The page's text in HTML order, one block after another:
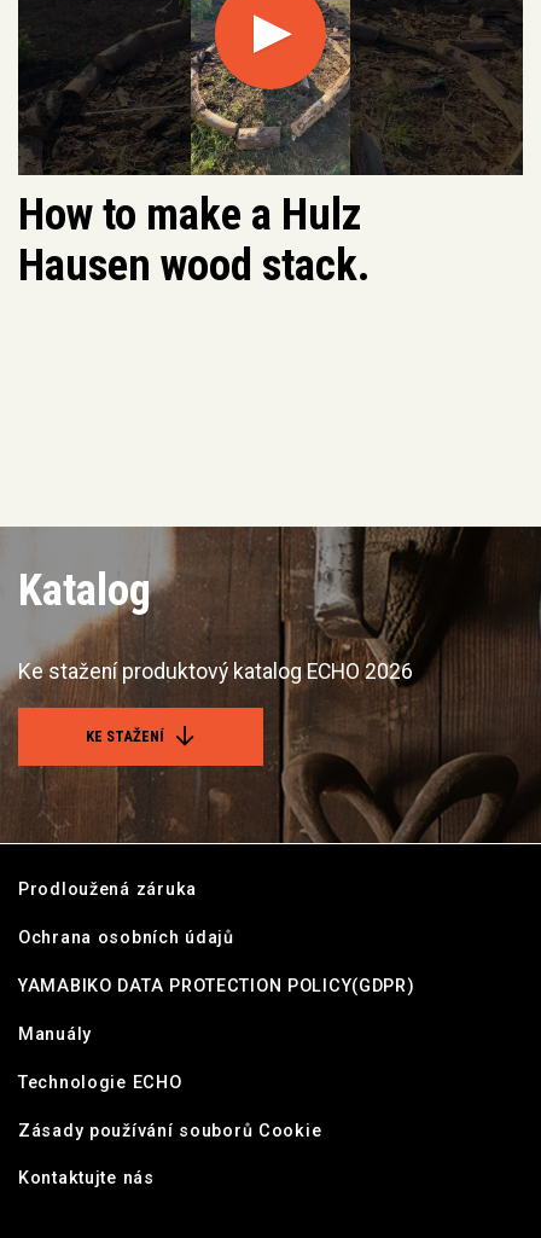
Play
How to make a Hulz
Hausen wood stack.
Katalog
Ke stažení produktový katalog ECHO 2026
KE STAŽENÍ
Prodloužená záruka
Ochrana osobních údajů
YAMABIKO DATA PROTECTION POLICY(GDPR)
Manuály
Technologie ECHO
Zásady používání souborů Cookie
Kontaktujte nás